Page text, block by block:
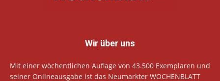
Wir über uns
Mit einer wöchentlichen Auflage von 43.500 Exemplaren und
seiner Onlineausgabe ist das Neumarkter WOCHENBLATT